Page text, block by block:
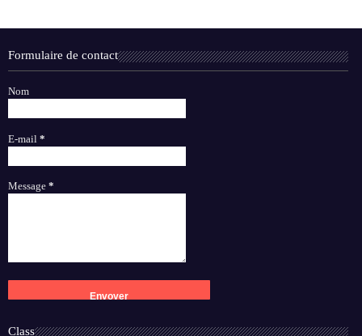
Formulaire de contact
Nom
E-mail *
Message *
Class